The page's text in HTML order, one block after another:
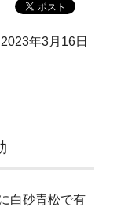
年3月16日
白砂青松で有